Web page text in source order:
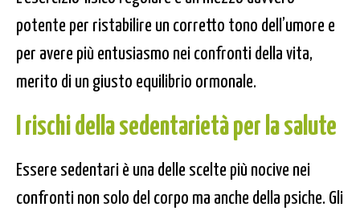
potente per ristabilire un corretto tono dell’umore e
per avere più entusiasmo nei confronti della vita,
merito di un giusto equilibrio ormonale.
I rischi della sedentarietà per la salute
Essere sedentari è una delle scelte più nocive nei
confronti non solo del corpo ma anche della psiche. Gli